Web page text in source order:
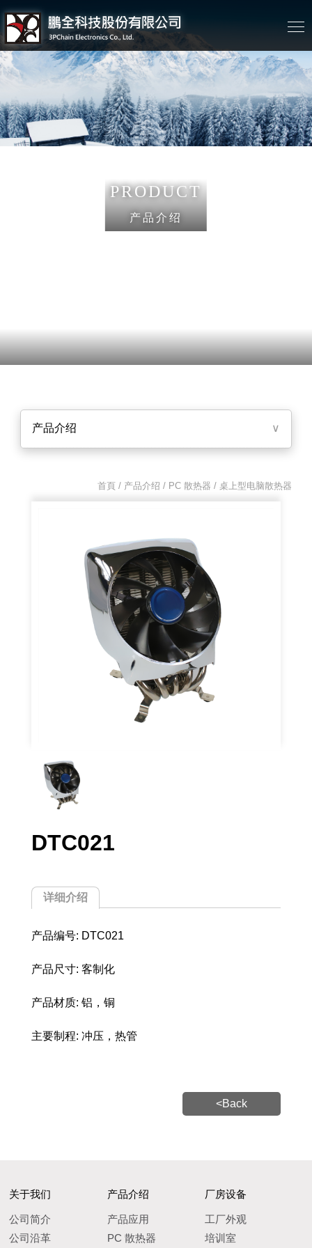
PRODUCT
产品介绍
产品介绍 ∨
首頁 / 产品介绍 / PC 散热器 / 桌上型电脑散热器
DTC021
详细介绍
产品编号: DTC021
产品尺寸: 客制化
产品材质: 铝，铜
主要制程: 冲压，热管
<Back
关于我们
公司简介
公司沿革
产品介绍
产品应用
PC 散热器
厂房设备
工厂外观
培训室